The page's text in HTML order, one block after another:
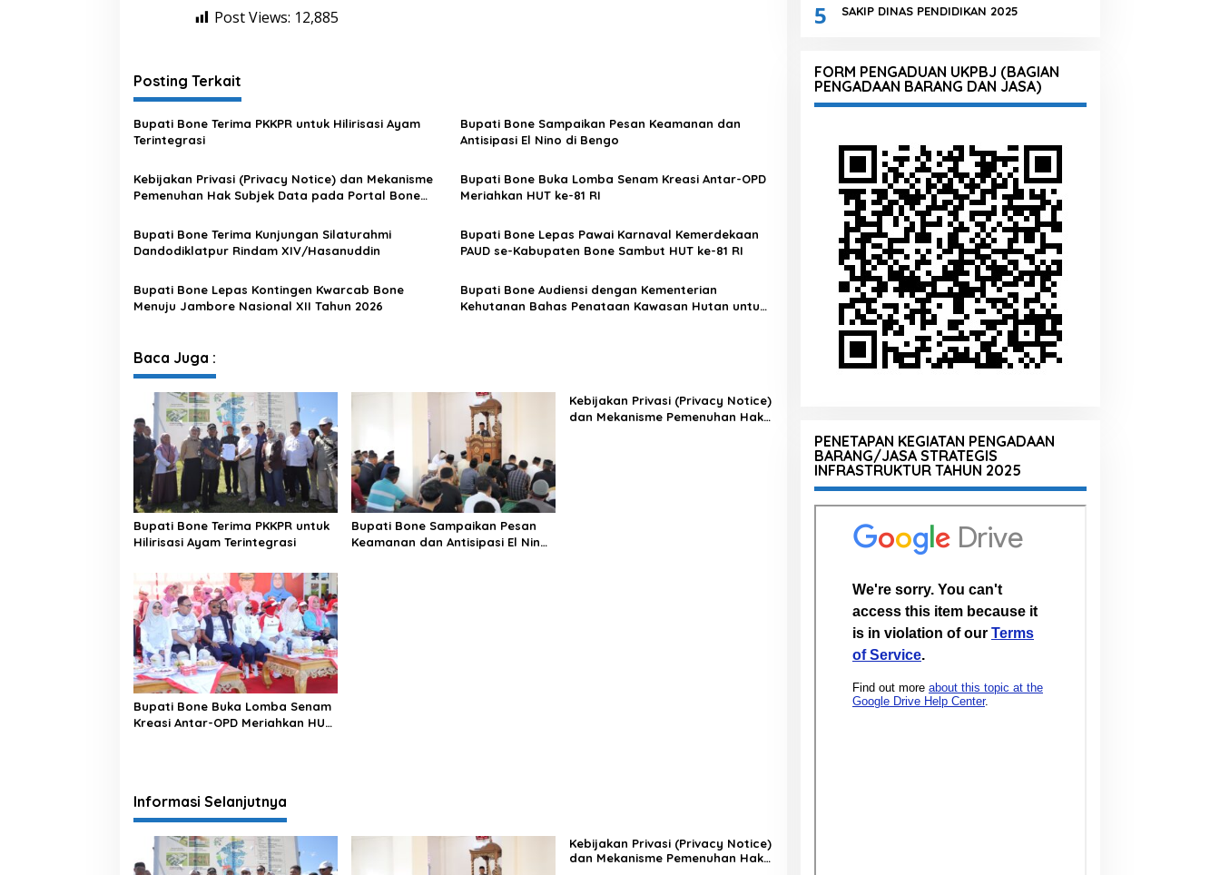
Post Views: 12,885
Posting Terkait
Bupati Bone Terima PKKPR untuk Hilirisasi Ayam
Terintegrasi
Bupati Bone Sampaikan Pesan Keamanan dan
Antisipasi El Nino di Bengo
Kebijakan Privasi (Privacy Notice) dan Mekanisme
Pemenuhan Hak Subjek Data pada Portal Bone
Bupati Bone Buka Lomba Senam Kreasi Antar-OPD
Meriahkan HUT ke-81 RI
Bupati Bone Terima Kunjungan Silaturahmi
Dandodiklatpur Rindam XIV/Hasanuddin
Bupati Bone Lepas Pawai Karnaval Kemerdekaan
PAUD se-Kabupaten Bone Sambut HUT ke-81 RI
Bupati Bone Lepas Kontingen Kwarcab Bone
Menuju Jambore Nasional XII Tahun 2026
Bupati Bone Audiensi dengan Kementerian
Kehutanan Bahas Penataan Kawasan Hutan untuk
Baca Juga :
Bupati Bone Terima PKKPR untuk
Hilirisasi Ayam Terintegrasi
Bupati Bone Sampaikan Pesan
Keamanan dan Antisipasi El Nino
Kebijakan Privasi (Privacy Notice)
dan Mekanisme Pemenuhan Hak
Bupati Bone Buka Lomba Senam
Kreasi Antar-OPD Meriahkan HUT
Informasi Selanjutnya
Kebijakan Privasi (Privacy Notice)
dan Mekanisme Pemenuhan Hak
5 SAKIP DINAS PENDIDIKAN 2025
FORM PENGADUAN UKPBJ (BAGIAN
PENGADAAN BARANG DAN JASA)
PENETAPAN KEGIATAN PENGADAAN
BARANG/JASA STRATEGIS
INFRASTRUKTUR TAHUN 2025